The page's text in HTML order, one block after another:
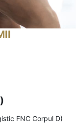
FNC Corpul D)